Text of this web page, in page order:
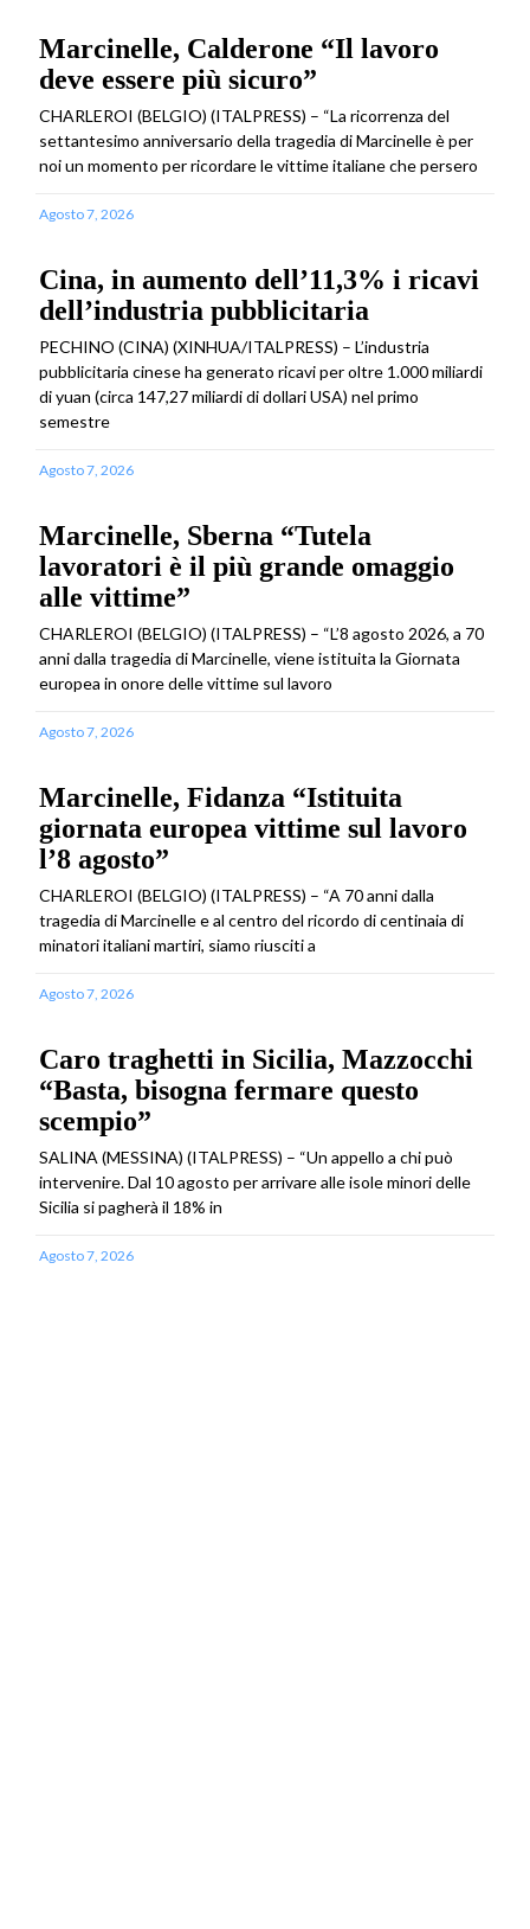
Marcinelle, Calderone “Il lavoro
deve essere più sicuro”
CHARLEROI (BELGIO) (ITALPRESS) – “La ricorrenza del
settantesimo anniversario della tragedia di Marcinelle è per
noi un momento per ricordare le vittime italiane che persero
Agosto 7, 2026
Cina, in aumento dell’11,3% i ricavi
dell’industria pubblicitaria
PECHINO (CINA) (XINHUA/ITALPRESS) – L’industria
pubblicitaria cinese ha generato ricavi per oltre 1.000 miliardi
di yuan (circa 147,27 miliardi di dollari USA) nel primo
semestre
Agosto 7, 2026
Marcinelle, Sberna “Tutela
lavoratori è il più grande omaggio
alle vittime”
CHARLEROI (BELGIO) (ITALPRESS) – “L’8 agosto 2026, a 70
anni dalla tragedia di Marcinelle, viene istituita la Giornata
europea in onore delle vittime sul lavoro
Agosto 7, 2026
Marcinelle, Fidanza “Istituita
giornata europea vittime sul lavoro
l’8 agosto”
CHARLEROI (BELGIO) (ITALPRESS) – “A 70 anni dalla
tragedia di Marcinelle e al centro del ricordo di centinaia di
minatori italiani martiri, siamo riusciti a
Agosto 7, 2026
Caro traghetti in Sicilia, Mazzocchi
“Basta, bisogna fermare questo
scempio”
SALINA (MESSINA) (ITALPRESS) – “Un appello a chi può
intervenire. Dal 10 agosto per arrivare alle isole minori delle
Sicilia si pagherà il 18% in
Agosto 7, 2026